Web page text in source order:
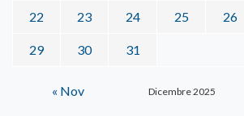
Dicembre 2025
22 23 24 25 26
29 30 31
« Nov